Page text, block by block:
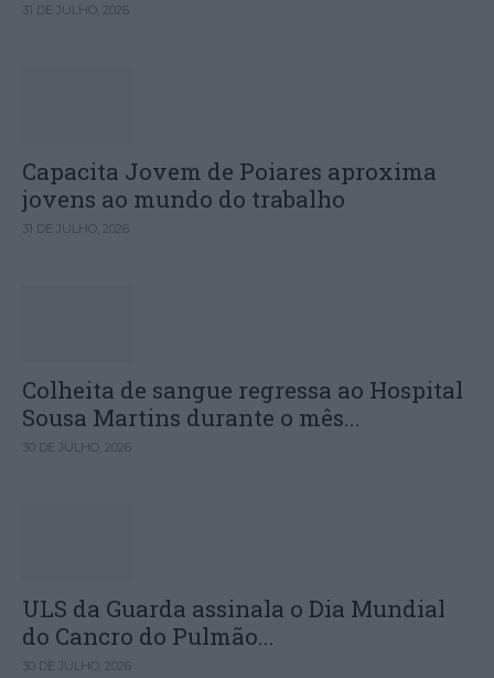
31 DE JULHO, 2026
Capacita Jovem de Poiares aproxima
jovens ao mundo do trabalho
31 DE JULHO, 2026
Colheita de sangue regressa ao Hospital
Sousa Martins durante o mês...
30 DE JULHO, 2026
ULS da Guarda assinala o Dia Mundial
do Cancro do Pulmão...
30 DE JULHO, 2026